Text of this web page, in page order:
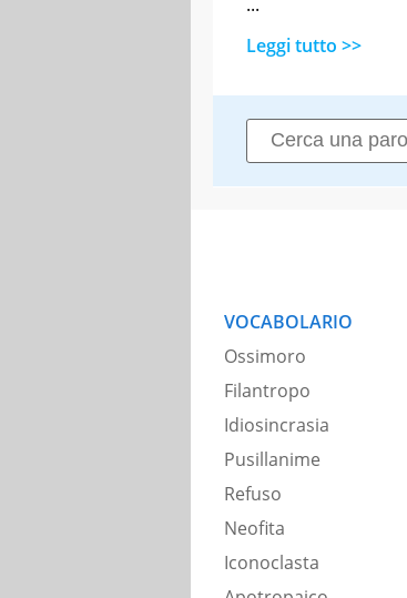
Leggi tutto >>
VOCABOLARIO
Ossimoro
Filantropo
Idiosincrasia
Pusillanime
Refuso
Neofita
Iconoclasta